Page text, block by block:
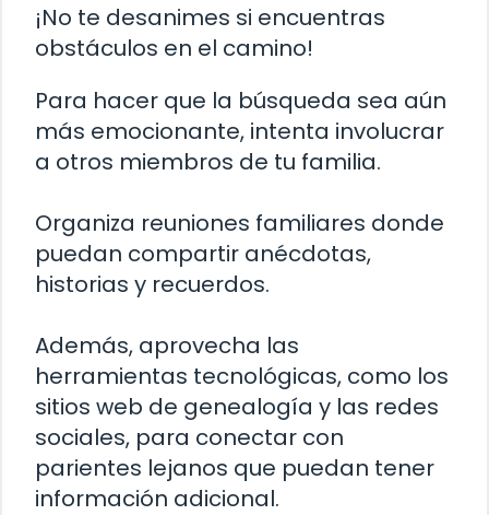
¡No te desanimes si encuentras
obstáculos en el camino!
Para hacer que la búsqueda sea aún
más emocionante, intenta involucrar
a otros miembros de tu familia.
Organiza reuniones familiares donde
puedan compartir anécdotas,
historias y recuerdos.
Además, aprovecha las
herramientas tecnológicas, como los
sitios web de genealogía y las redes
sociales, para conectar con
parientes lejanos que puedan tener
información adicional.